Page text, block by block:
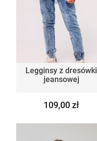
Legginsy z dresówki
jeansowej
109,00 zł